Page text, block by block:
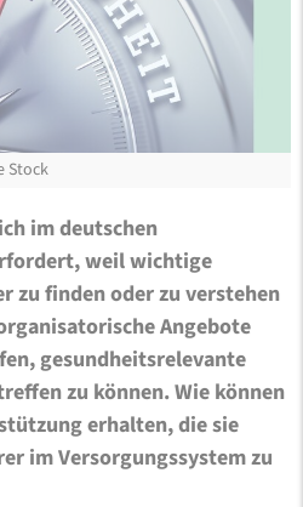
Stock
im deutschen
weil wichtige
zu finden oder zu verstehen
Angebote
gesundheitsrelevante
zu können. Wie können
erhalten, die sie
im Versorgungssystem zu